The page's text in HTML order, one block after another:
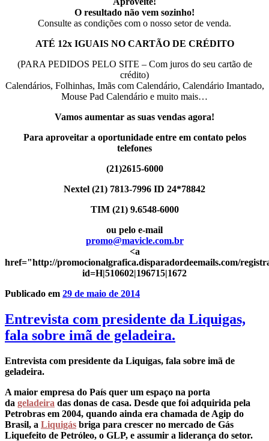
O resultado não vem sozinho!
Consulte as condições com o nosso setor de venda.
ATÉ 12x IGUAIS NO CARTÃO DE CRÉDITO
(PARA PEDIDOS PELO SITE – Com juros do seu cartão de
crédito)
Calendários, Folhinhas, Imãs com Calendário, Calendário Imantado,
Mouse Pad Calendário e muito mais…
Vamos aumentar as suas vendas agora!
Para aproveitar a oportunidade entre em contato pelos
telefones
(21)2615-6000
Nextel (21) 7813-7996 ID 24*78842
TIM (21) 9.6548-6000
ou pelo e-mail
promo@mavicle.com.br
<a
href="http://promocionalgrafica.disparadordeemails.com/
id=H|510602|196715|1672
Publicado em 29 de maio de 2014
Entrevista com presidente da Liquigas,
fala sobre imã de geladeira.
Entrevista com presidente da Liquigas, fala sobre imã de
geladeira.
A maior empresa do País quer um espaço na porta
da geladeira das donas de casa. Desde que foi adquirida pela
Petrobras em 2004, quando ainda era chamada de Agip do
Brasil, a Liquigás briga para crescer no mercado de Gás
Liquefeito de Petróleo, o GLP, e assumir a liderança do setor.